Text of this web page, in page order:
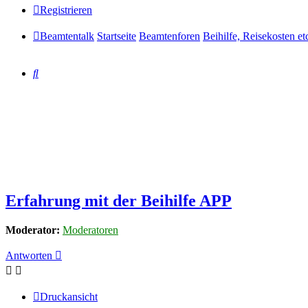
Registrieren
Beamtentalk Startseite Beamtenforen Beihilfe, Reisekosten
Suche
Erfahrung mit der Beihilfe APP
Moderator: Moderatoren
Antworten
Druckansicht